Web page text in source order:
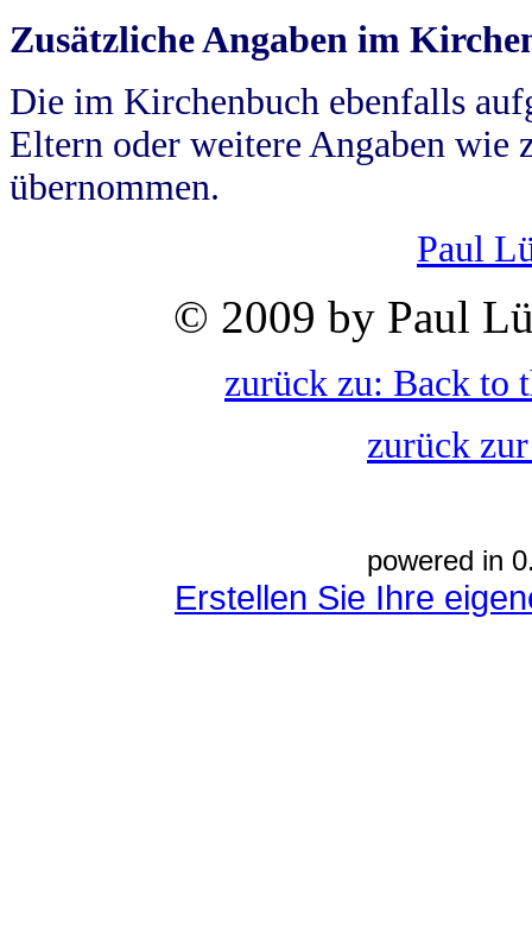
Zusätzliche Angaben im
Die im Kirchenbuch ebenfalls
Eltern oder weitere Angaben wie
übernommen.
Paul
© 2009 by Paul
zurück zu: Back to
zurück
powered in
Erstellen Sie Ihre